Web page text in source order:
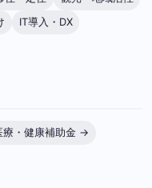
IT導入・DX
療・健康補助金 →